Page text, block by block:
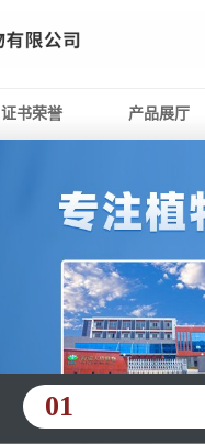
证书荣誉 产品展厅
01